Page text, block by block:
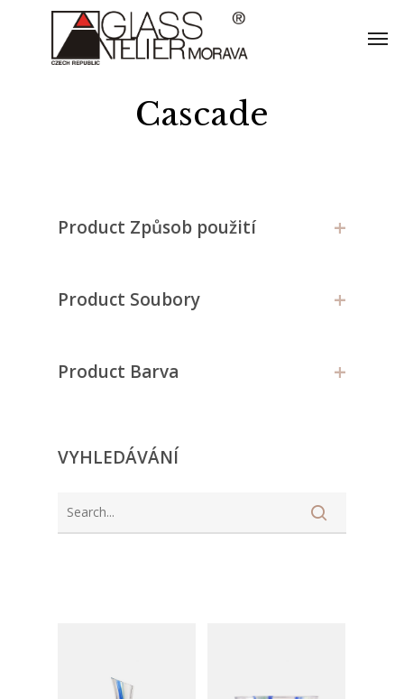
Cascade
Product Způsob použití +
Product Soubory +
Product Barva +
VYHLEDÁVÁNÍ